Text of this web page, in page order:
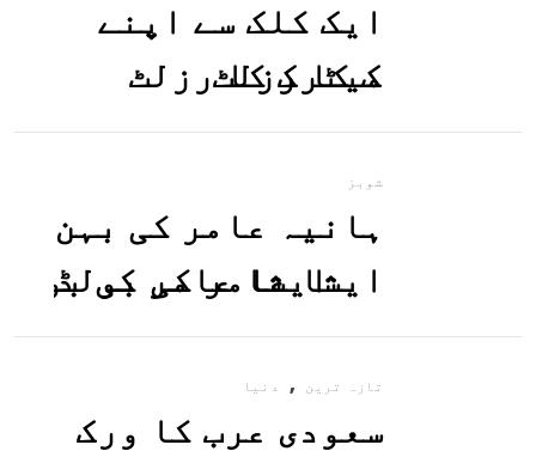
ایک کلک سے اپنے
میٹرک کا رزلٹ
معلوم کریں
شوبز
ہانیہ عامر کی بہن
ایشا عامر کی بولڈ
تصاویر وائرل ہو
گئیں
تازہ ترین , دنیا
سعودی عرب کا ورک